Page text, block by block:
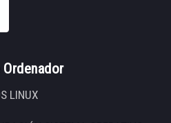
LINUX